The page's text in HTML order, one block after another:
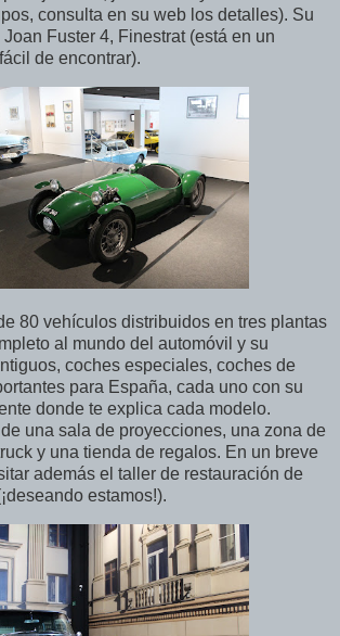
consulta en su web los detalles). Su
Fuster 4, Finestrat (está en un
de encontrar).
80 vehículos distribuidos en tres plantas
al mundo del automóvil y su
coches especiales, coches de
para España, cada uno con su
donde te explica cada modelo.
una sala de proyecciones, una zona de
y una tienda de regalos. En un breve
además el taller de restauración de
estamos!).